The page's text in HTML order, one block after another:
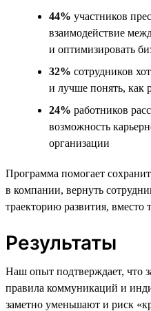
44% участников
взаимодействие
и оптимизировать
32% сотрудников
и лучше понять, как
24% работников
возможность
организации
Программа помогает
в компании, вернуть
траекторию развития, вместо
Результаты
Наш опыт подтверждает, что
правила коммуникаций и
заметно уменьшают и риск